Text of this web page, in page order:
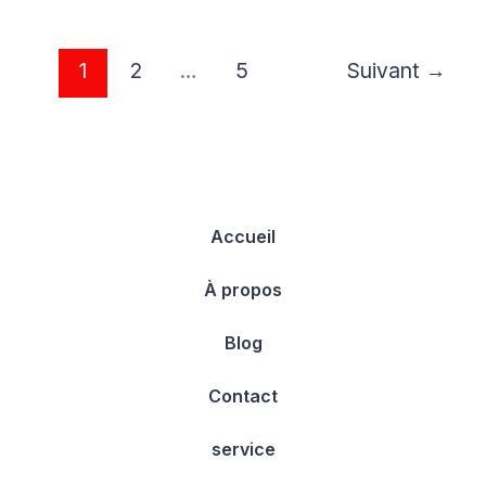
1 2 … 5 Suivant →
Accueil
À propos
Blog
Contact
service